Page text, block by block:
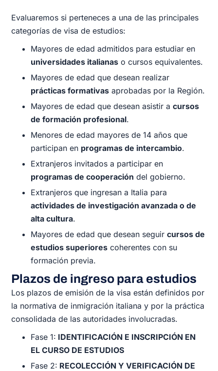
Evaluaremos si perteneces a una de las principales
categorías de visa de estudios:
Mayores de edad admitidos para estudiar en
universidades italianas o cursos equivalentes.
Mayores de edad que desean realizar
prácticas formativas aprobadas por la Región.
Mayores de edad que desean asistir acursos
de formación profesional.
Menores de edad mayores de 14 años que
participan en programas de intercambio.
Extranjeros invitados a participar en
programas de cooperación del gobierno.
Extranjeros que ingresan a Italia para
actividades de investigación avanzada o de
alta cultura.
Mayores de edad que desean seguircursos de
estudios superiores coherentes con su
formación previa.
Plazos de ingreso para estudios
Los plazos de emisión de la visa están definidos por
la normativa de inmigración italiana y por la práctica
consolidada de las autoridades involucradas.
Fase 1: IDENTIFICACIÓN E INSCRIPCIÓN EN
EL CURSO DE ESTUDIOS
Fase 2: RECOLECCIÓN Y VERIFICACIÓN DE